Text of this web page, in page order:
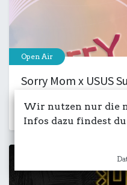
Open Air
Sorry Mom x USUS
Kulturdeck Club
Wir nutzen nur die
Infos dazu findest du